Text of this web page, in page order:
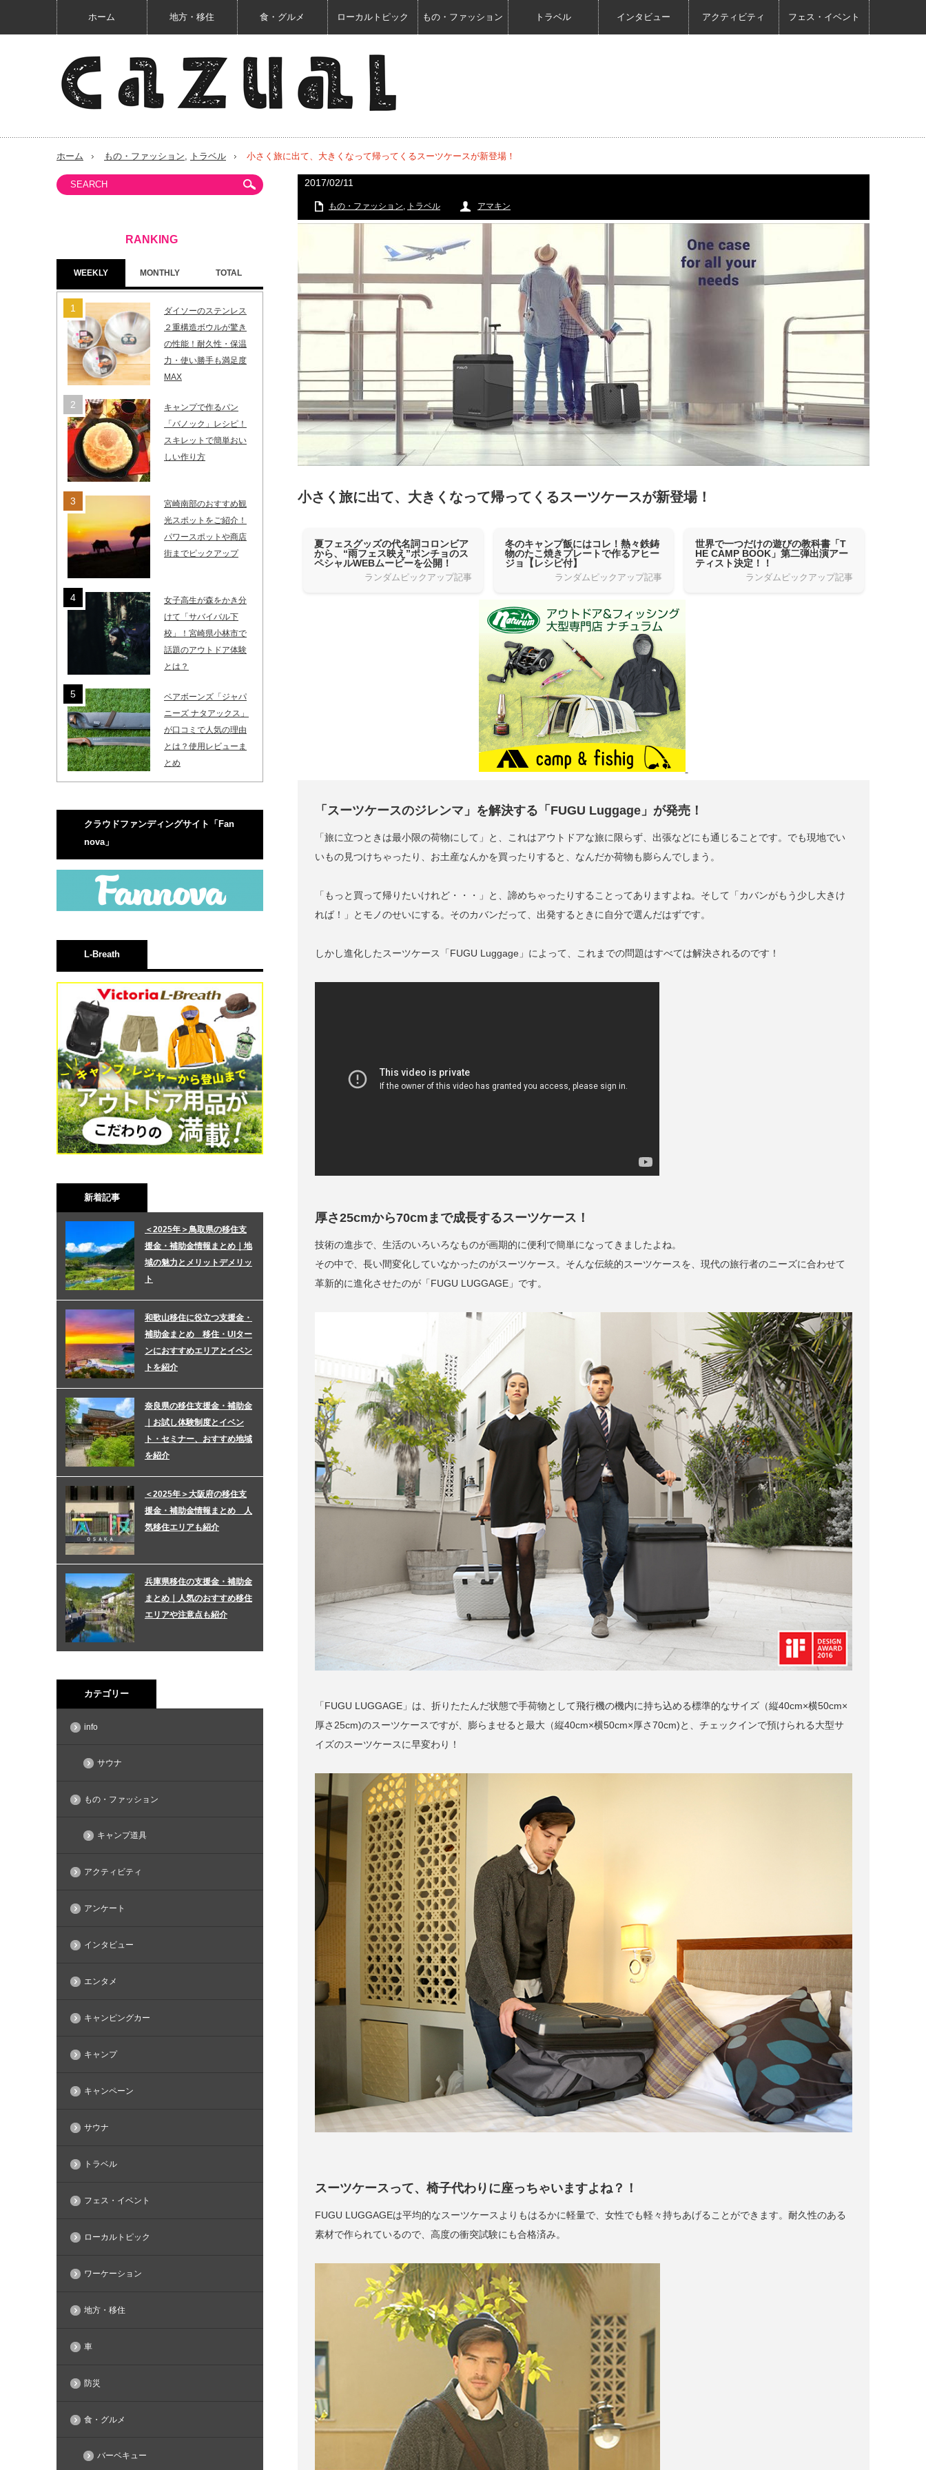
ホーム 地方・移住 食・グルメ ローカルトピック もの・ファッション トラベル インタビュー アクティビティ フェス・イベント
ホーム もの・ファッション, トラベル 小さく旅に出て、大きくなって帰ってくるスーツケースが新登場！
2017/02/11
もの・ファッション, トラベル アマキン
小さく旅に出て、大きくなって帰ってくるスーツケースが新登場！
夏フェスグッズの代名詞コロンビア
から、“雨フェス映え”ポンチョのス
ペシャルWEBムービーを公開！
ランダムピックアップ記事
冬のキャンプ飯にはコレ！熱々鉄鋳
物のたこ焼きプレートで作るアヒー
ジョ【レシピ付】
ランダムピックアップ記事
世界で一つだけの遊びの教科書「T
HE CAMP BOOK」第二弾出演アー
ティスト決定！！
ランダムピックアップ記事
「スーツケースのジレンマ」を解決する「FUGU Luggage」が発売！
「旅に立つときは最小限の荷物にして」と、これはアウトドアな旅に限らず、出張などにも通じることです。でも現地でい
いもの見つけちゃったり、お土産なんかを買ったりすると、なんだか荷物も膨らんでしまう。
「もっと買って帰りたいけれど・・・」と、諦めちゃったりすることってありますよね。そして「カバンがもう少し大きけ
れば！」とモノのせいにする。そのカバンだって、出発するときに自分で選んだはずです。
しかし進化したスーツケース「FUGU Luggage」によって、これまでの問題はすべては解決されるのです！
厚さ25cmから70cmまで成長するスーツケース！
技術の進歩で、生活のいろいろなものが画期的に便利で簡単になってきましたよね。
その中で、長い間変化していなかったのがスーツケース。そんな伝統的スーツケースを、現代の旅行者のニーズに合わせて
革新的に進化させたのが「FUGU LUGGAGE」です。
「FUGU LUGGAGE」は、折りたたんだ状態で手荷物として飛行機の機内に持ち込める標準的なサイズ（縦40cm×横50cm×
厚さ25cm)のスーツケースですが、膨らませると最大（縦40cm×横50cm×厚さ70cm)と、チェックインで預けられる大型サ
イズのスーツケースに早変わり！
スーツケースって、椅子代わりに座っちゃいますよね？！
FUGU LUGGAGEは平均的なスーツケースよりもはるかに軽量で、女性でも軽々持ちあげることができます。耐久性のある
素材で作られているので、高度の衝突試験にも合格済み。
WEEKLY MONTHLY TOTAL
ダイソーのステンレス
２重構造ボウルが驚き
の性能！耐久性・保温
力・使い勝手も満足度
MAX
キャンプで作るパン
「バノック」レシピ！
スキレットで簡単おい
しい作り方
宮崎南部のおすすめ観
光スポットをご紹介！
パワースポットや商店
街までピックアップ
女子高生が森をかき分
けて「サバイバル下
校」！宮崎県小林市で
話題のアウトドア体験
とは？
ベアボーンズ「ジャパ
ニーズ ナタアックス」
が口コミで人気の理由
とは？使用レビューま
とめ
クラウドファンディングサイト「Fan
nova」
L-Breath
新着記事
＜2025年＞鳥取県の移住支
援金・補助金情報まとめ｜地
域の魅力とメリットデメリッ
ト
和歌山移住に役立つ支援金・
補助金まとめ 移住・UIター
ンにおすすめエリアとイベン
トを紹介
奈良県の移住支援金・補助金
｜お試し体験制度とイベン
ト・セミナー、おすすめ地域
を紹介
＜2025年＞大阪府の移住支
援金・補助金情報まとめ 人
気移住エリアも紹介
兵庫県移住の支援金・補助金
まとめ｜人気のおすすめ移住
エリアや注意点も紹介
カテゴリー
info
サウナ
もの・ファッション
キャンプ道具
アクティビティ
アンケート
インタビュー
エンタメ
キャンピングカー
キャンプ
キャンペーン
サウナ
トラベル
フェス・イベント
ローカルトピック
ワーケーション
地方・移住
車
防災
食・グルメ
バーベキュー